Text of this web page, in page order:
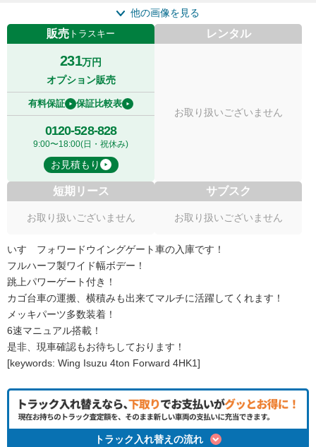
他の画像を見る
販売 トラスキー
231万円
オプション販売
有料保証 保証比較表
0120-528-828
9:00〜18:00(日・祝休み)
お見積もり
レンタル
お取り扱いございません
短期リース
お取り扱いございません
サブスク
お取り扱いございません
いすゞフォワードウイングゲート車の入庫です！
フルハーフ製ワイド幅ボデー！
跳上パワーゲート付き！
カゴ台車の運搬、横積みも出来てマルチに活躍してくれます！
メッキパーツ多数装着！
6速マニュアル搭載！
是非、現車確認もお待ちしております！
[keywords: Wing Isuzu 4ton Forward 4HK1]
トラック入れ替えの流れ